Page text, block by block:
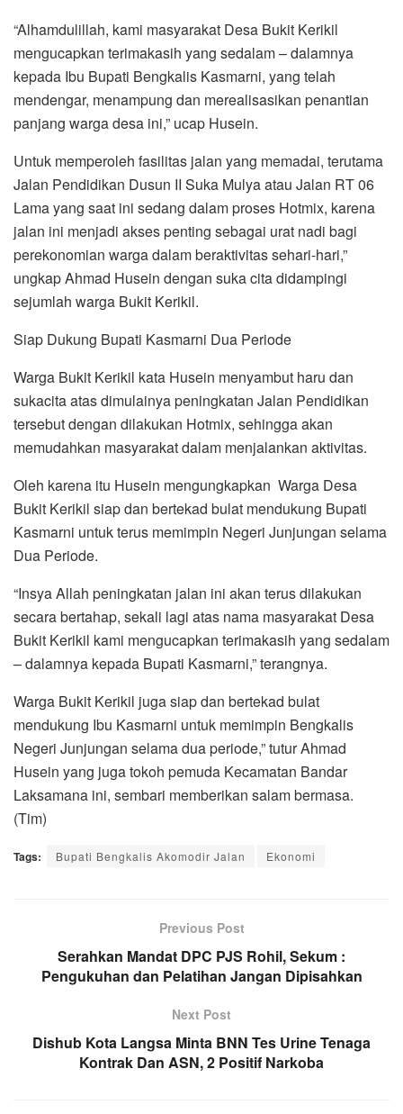
“Alhamdulillah, kami masyarakat Desa Bukit Kerikil
mengucapkan terimakasih yang sedalam – dalamnya
kepada Ibu Bupati Bengkalis Kasmarni, yang telah
mendengar, menampung dan merealisasikan penantian
panjang warga desa ini,” ucap Husein.
Untuk memperoleh fasilitas jalan yang memadai, terutama
Jalan Pendidikan Dusun II Suka Mulya atau Jalan RT 06
Lama yang saat ini sedang dalam proses Hotmix, karena
jalan ini menjadi akses penting sebagai urat nadi bagi
perekonomian warga dalam beraktivitas sehari-hari,”
ungkap Ahmad Husein dengan suka cita didampingi
sejumlah warga Bukit Kerikil.
Siap Dukung Bupati Kasmarni Dua Periode
Warga Bukit Kerikil kata Husein menyambut haru dan
sukacita atas dimulainya peningkatan Jalan Pendidikan
tersebut dengan dilakukan Hotmix, sehingga akan
memudahkan masyarakat dalam menjalankan aktivitas.
Oleh karena itu Husein mengungkapkan Warga Desa
Bukit Kerikil siap dan bertekad bulat mendukung Bupati
Kasmarni untuk terus memimpin Negeri Junjungan selama
Dua Periode.
“Insya Allah peningkatan jalan ini akan terus dilakukan
secara bertahap, sekali lagi atas nama masyarakat Desa
Bukit Kerikil kami mengucapkan terimakasih yang sedalam
– dalamnya kepada Bupati Kasmarni,” terangnya.
Warga Bukit Kerikil juga siap dan bertekad bulat
mendukung Ibu Kasmarni untuk memimpin Bengkalis
Negeri Junjungan selama dua periode,” tutur Ahmad
Husein yang juga tokoh pemuda Kecamatan Bandar
Laksamana ini, sembari memberikan salam bermasa.
(Tim)
Tags: Bupati Bengkalis Akomodir Jalan Ekonomi
Previous Post
Serahkan Mandat DPC PJS Rohil, Sekum :
Pengukuhan dan Pelatihan Jangan Dipisahkan
Next Post
Dishub Kota Langsa Minta BNN Tes Urine Tenaga
Kontrak Dan ASN, 2 Positif Narkoba